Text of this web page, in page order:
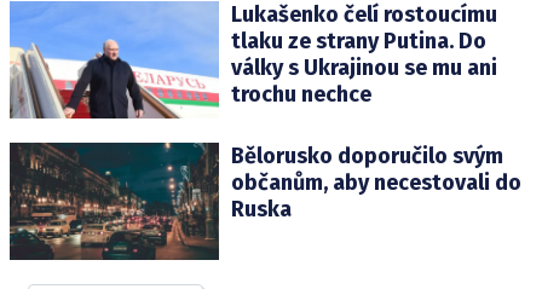
Lukašenko čelí rostoucímu
tlaku ze strany Putina. Do
války s Ukrajinou se mu ani
trochu nechce
Bělorusko doporučilo svým
občanům, aby necestovali do
Ruska